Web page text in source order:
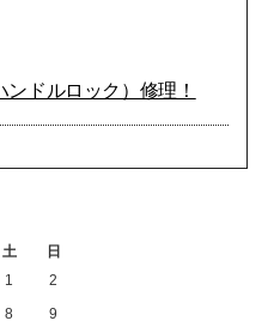
ドルロック）修理！
土 日
1
2
8
9